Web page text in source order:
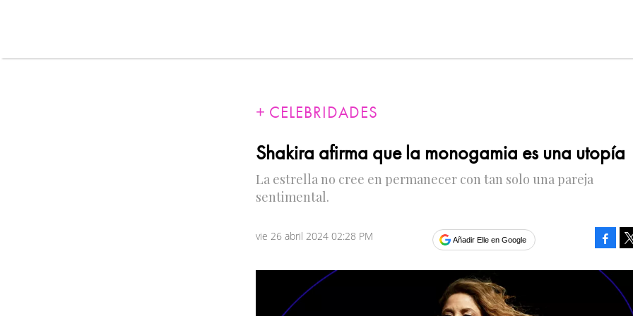
CELEBRIDADES
Shakira afirma que la monogamia es una utopía
La estrella no cree en permanecer con tan solo una pareja
sentimental.
vie 26 abril 2024 02:28 PM Añadir Elle en Google